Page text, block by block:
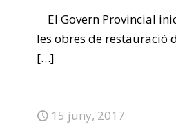
El Govern Provincial
les obres de restauració
[…]
15 juny, 2017